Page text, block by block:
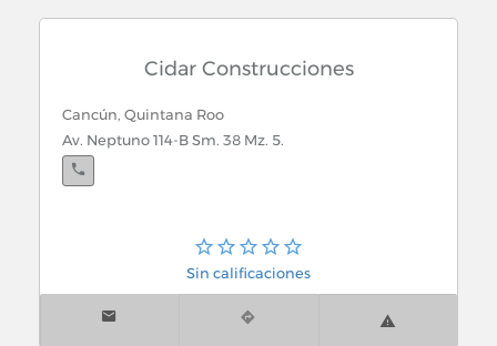
Cidar Construcciones
Cancún, Quintana Roo
Av. Neptuno 114-B Sm. 38 Mz. 5.
Sin calificaciones